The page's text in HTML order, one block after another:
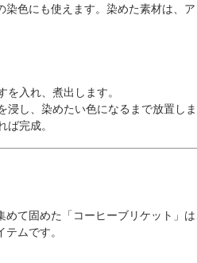
染色にも使えます。染めた素材は、
入れ、煮出します。
浸し、染めたい色になるまで放置し
完成。
めて固めた「コーヒーブリケット」
ムです。